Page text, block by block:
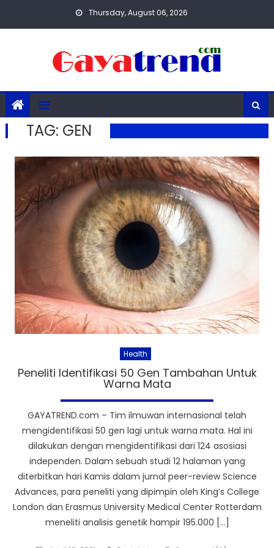
Thursday, August 06, 2026
TAG: GEN
Health
Peneliti Identifikasi 50 Gen Tambahan Untuk
Warna Mata
GAYATREND.com – Tim ilmuwan internasional telah
mengidentifikasi 50 gen lagi untuk warna mata. Hal ini
dilakukan dengan mengidentifikasi dari 124 asosiasi
independen. Dalam sebuah studi 12 halaman yang
diterbitkan hari Kamis dalam jurnal peer-review Science
Advances, para peneliti yang dipimpin oleh King’s College
London dan Erasmus University Medical Center Rotterdam
meneliti analisis genetik hampir 195.000 […]